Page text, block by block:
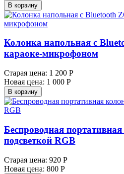
В корзину
Колонка напольная с
караоке-микрофоном
Старая цена: 1 200 Р
Новая цена: 1 000 Р
В корзину
Беспроводная
подсветкой RGB
Старая цена: 920 Р
Новая цена: 800 Р